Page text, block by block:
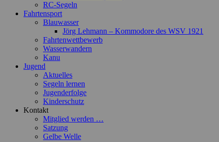
RC-Segeln
Fahrtensport
Blauwasser
Jörg Lehmann – Kommodore des WSV 1921
Fahrtenwettbewerb
Wasserwandern
Kanu
Jugend
Aktuelles
Segeln lernen
Jugenderfolge
Kinderschutz
Kontakt
Mitglied werden …
Satzung
Gelbe Welle